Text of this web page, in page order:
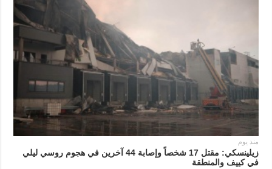
منذ يوم
زيلينسكي: مقتل 17 شخصاً وإصابة 44 آخرين في هجوم روسي ليلي
في كييف والمنطقة